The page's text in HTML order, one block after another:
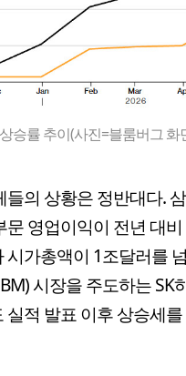
승률 추이(사진=블룸버그 화
들의 상황은 정반대다.
문 영업이익이 전년 대
시가총액이 1조달러를
시장을 주도하는 SK
실적 발표 이후 상승세